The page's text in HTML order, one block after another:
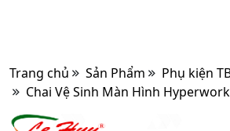
Trang chủ Sản Phẩm
Phụ kiện
Chai Vệ Sinh Màn Hình